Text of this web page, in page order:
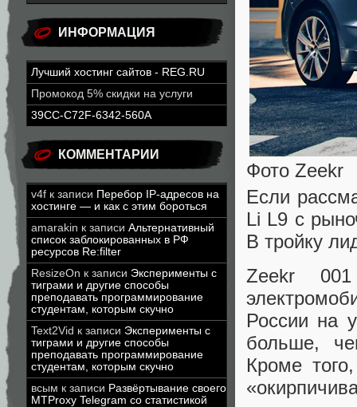
ИНФОРМАЦИЯ
Лучший хостинг сайтов - REG.RU
Промокод 5% скидки на услуги
39CC-C72F-6342-560A
КОММЕНТАРИИ
v4f к записи Перебор IP-адресов на
хостинге — и как с этим бороться
amarakin к записи Альтернативный
список заблокированных в РФ
ресурсов Re:filter
ResizeOn к записи Эксперименты с
тиграми и другие способы
преподавать программирование
студентам, которым скучно
Text2Vid к записи Эксперименты с
тиграми и другие способы
преподавать программирование
студентам, которым скучно
всым к записи Развёртывание своего
MTProxy Telegram со статистикой
Фото Zeekr
Если
Li L9 с
В тройку
Zeekr 001
России на
больше,
Кроме